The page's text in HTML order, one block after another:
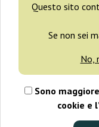
Questo sito
Se non sei
No,
Sono
cookie e